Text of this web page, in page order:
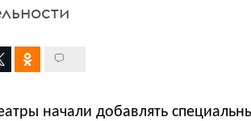
начали добавлять